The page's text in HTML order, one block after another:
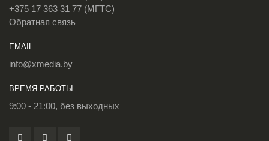
+375 17 363 31 77 (МГТС)
Обратная связь
EMAIL
info@xmedia.by
ВРЕМЯ РАБОТЫ
9:00 - 21:00, без выходных